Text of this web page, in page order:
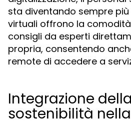
sta diventando sempre più
virtuali offrono la
consigli da esperti
propria, consentendo
remote di accedere a
Integrazione della
sostenibilità